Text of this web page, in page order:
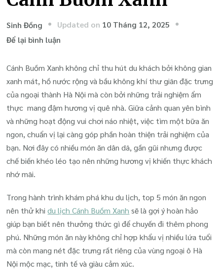
Sinh Đồng Updated on 10 Tháng 12, 2025
Để lại bình luận
5
Món
Ăn
Ngon
Nên
Thử
Khi
Du
Buồm
Xanh
Cánh Buồm Xanh không chỉ thu hút du khách bởi không gian
xanh mát, hồ nước rộng và bầu không khí thư giãn đặc trưng
của ngoại thành Hà Nội mà còn bởi những trải nghiệm ẩm
thực mang đậm hương vị quê nhà. Giữa cảnh quan yên bình
và những hoạt động vui chơi náo nhiệt, việc tìm một bữa ăn
ngon, chuẩn vị lại càng góp phần hoàn thiện trải nghiệm của
bạn. Nơi đây có nhiều món ăn dân dã, gần gũi nhưng được
chế biến khéo léo tạo nên những hương vị khiến thực khách
nhớ mãi.
Trong hành trình khám phá khu du lịch, top 5 món ăn ngon
nên thử khidu lịch Cánh Buồm Xanh sẽ là gợi ý hoàn hảo
giúp bạn biết nên thưởng thức gì để chuyến đi thêm phong
phú. Những món ăn này không chỉ hợp khẩu vị nhiều lứa tuổi
mà còn mang nét đặc trưng rất riêng của vùng ngoại ô Hà
Nội mộc mạc, tinh tế và giàu cảm xúc.